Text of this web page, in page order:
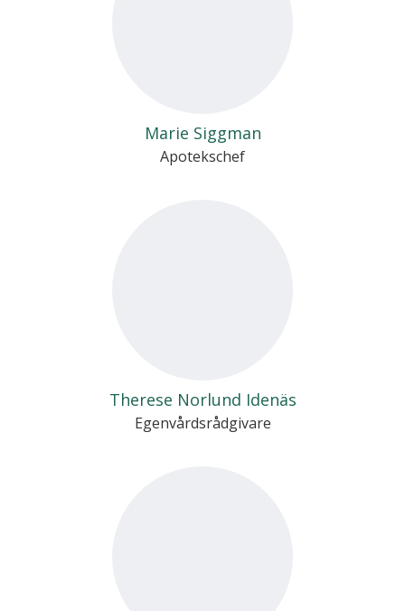
Marie Siggman
Apotekschef
Therese Norlund Idenäs
Egenvårdsrådgivare